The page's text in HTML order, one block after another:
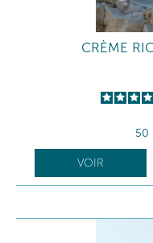
CRÈME
50
VOIR